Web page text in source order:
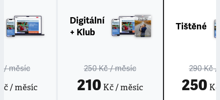
/ měsíc
/ měsíc
Digitální
+ Klub
250 Kč/ měsíc
210 Kč / měsíc
Tištěné
290 Kč/
250Kč